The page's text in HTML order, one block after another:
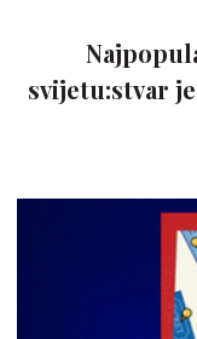
svijetu:stvar